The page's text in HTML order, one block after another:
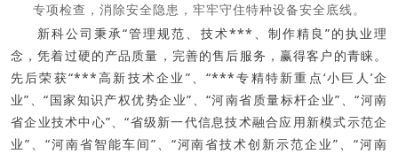
专项检查，消除安全隐患，牢牢守住特种设备安全底线。
新科公司秉承“管理规范、技术***、制作精良”的执业理
念，凭着过硬的产品质量，完善的售后服务，赢得客户的青睐。
先后荣获“***高新技术企业”、“***专精特新重点‘小巨人’企
业”、“国家知识产权优势企业”、“河南省质量标杆企业”、“河南
省企业技术中心”、“省级新一代信息技术融合应用新模式示范企
业”、“河南省智能车间”、“河南省技术创新示范企业”、“河南